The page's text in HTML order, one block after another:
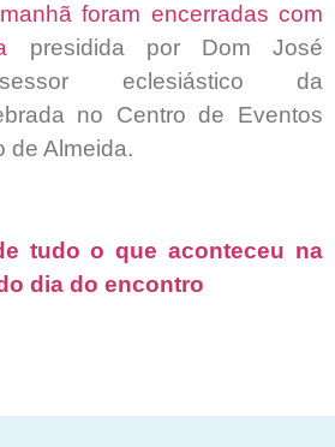
foram encerradas com
presidida por Dom José
eclesiástico da
no Centro de Eventos
de Almeida.
tudo o que aconteceu na
dia do encontro